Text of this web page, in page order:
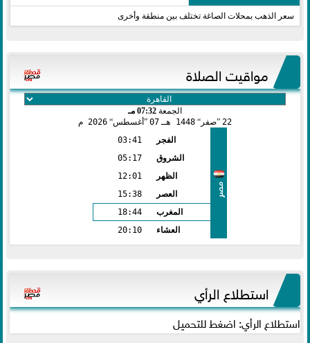
سعر الذهب بمحلات الصاغة تختلف بين منطقة وأخرى
مواقيت الصلاة
الجمعة 07:32 مـ
22
صفر 1448 هـ 07 أغسطس 2026 م
مصر
الفجر
03:41
الشروق
05:17
الظهر
12:01
العصر
15:38
المغرب
18:44
العشاء
20:10
استطلاع الرأي
استطلاع الرأي: اضغط للتحميل